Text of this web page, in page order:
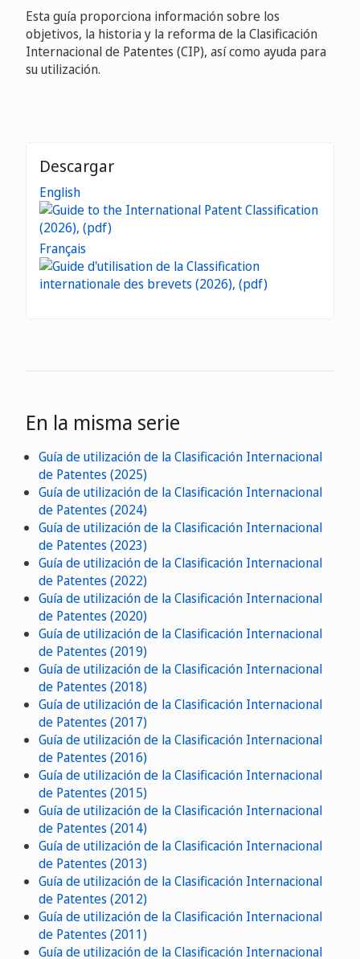
Esta guía proporciona información sobre los
objetivos, la historia y la reforma de la Clasificación
Internacional de Patentes (CIP), así como ayuda para
su utilización.
Descargar
English
Français
En la misma serie
Guía de utilización de la Clasificación Internacional
de Patentes (2025)
Guía de utilización de la Clasificación Internacional
de Patentes (2024)
Guía de utilización de la Clasificación Internacional
de Patentes (2023)
Guía de utilización de la Clasificación Internacional
de Patentes (2022)
Guía de utilización de la Clasificación Internacional
de Patentes (2020)
Guía de utilización de la Clasificación Internacional
de Patentes (2019)
Guía de utilización de la Clasificación Internacional
de Patentes (2018)
Guía de utilización de la Clasificación Internacional
de Patentes (2017)
Guía de utilización de la Clasificación Internacional
de Patentes (2016)
Guía de utilización de la Clasificación Internacional
de Patentes (2015)
Guía de utilización de la Clasificación Internacional
de Patentes (2014)
Guía de utilización de la Clasificación Internacional
de Patentes (2013)
Guía de utilización de la Clasificación Internacional
de Patentes (2012)
Guía de utilización de la Clasificación Internacional
de Patentes (2011)
Guía de utilización de la Clasificación Internacional